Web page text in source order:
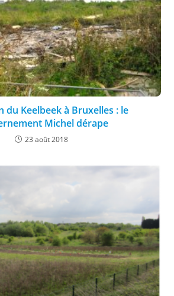
du Keelbeek à Bruxelles : le
Michel dérape
23 août 2018